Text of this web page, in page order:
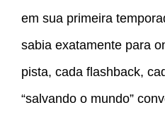
em sua primeira
sabia exatamente para
pista, cada flashback,
“salvando o mundo”